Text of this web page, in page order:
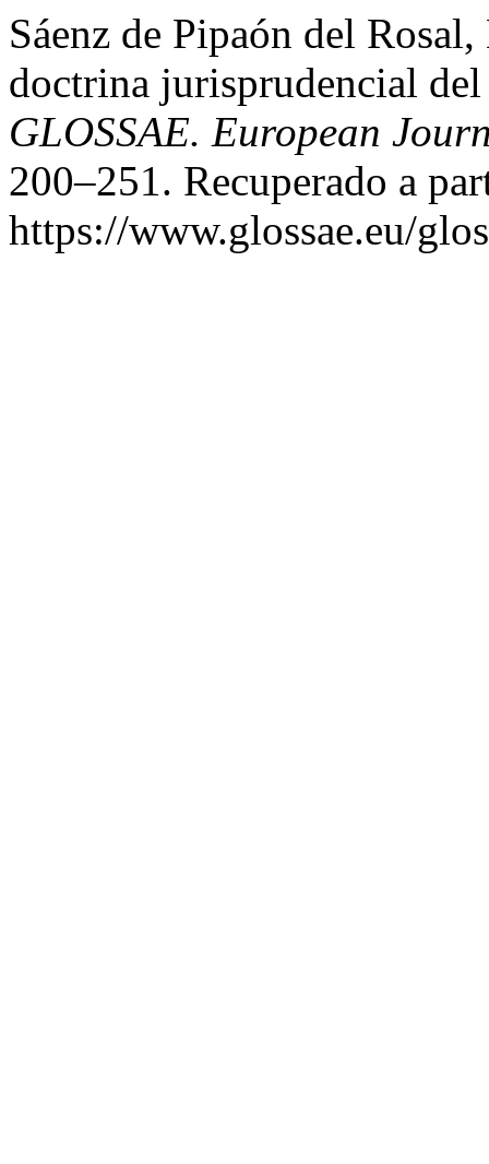
Sáenz de Pipaón del
doctrina jurisprudencial
GLOSSAE. European
200–251. Recuperado a
https://www.glossae.eu/